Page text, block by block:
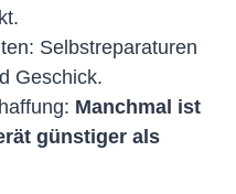
Selbstreparaturen
Geschick.
Manchmal ist
günstiger als